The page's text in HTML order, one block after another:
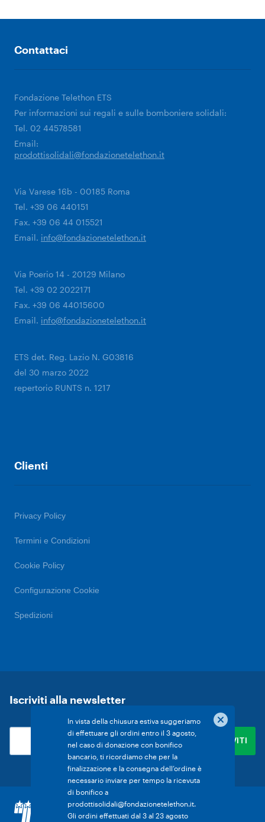
In vista della chiusura estiva suggeriamo
di effettuare gli ordini entro il 3 agosto,
nel caso di donazione con bonifico
bancario, ti ricordiamo che per la
finalizzazione e la consegna dell’ordine è
necessario inviare per tempo la ricevuta
di bonifico a
prodottisolidali@fondazionetelethon.it.
Gli ordini effettuati dal 3 al 23 agosto
Contattaci
Fondazione Telethon ETS
Per informazioni sui regali e sulle bomboniere solidali:
Tel. 02 44578581
Email:
prodottisolidali@fondazionetelethon.it
Via Varese 16b - 00185 Roma
Tel. +39 06 440151
Fax. +39 06 44 015521
Email. info@fondazionetelethon.it
Via Poerio 14 - 20129 Milano
Tel. +39 02 2022171
Fax. +39 06 44015600
Email. info@fondazionetelethon.it
ETS det. Reg. Lazio N. G03816
del 30 marzo 2022
repertorio RUNTS n. 1217
Clienti
Privacy Policy
Termini e Condizioni
Cookie Policy
Configurazione Cookie
Spedizioni
Iscriviti alla newsletter
All rights reserved
©copyright Fondazione Telethon ETS - C.F.